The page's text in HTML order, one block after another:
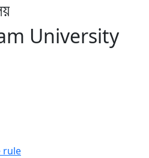
University
rule